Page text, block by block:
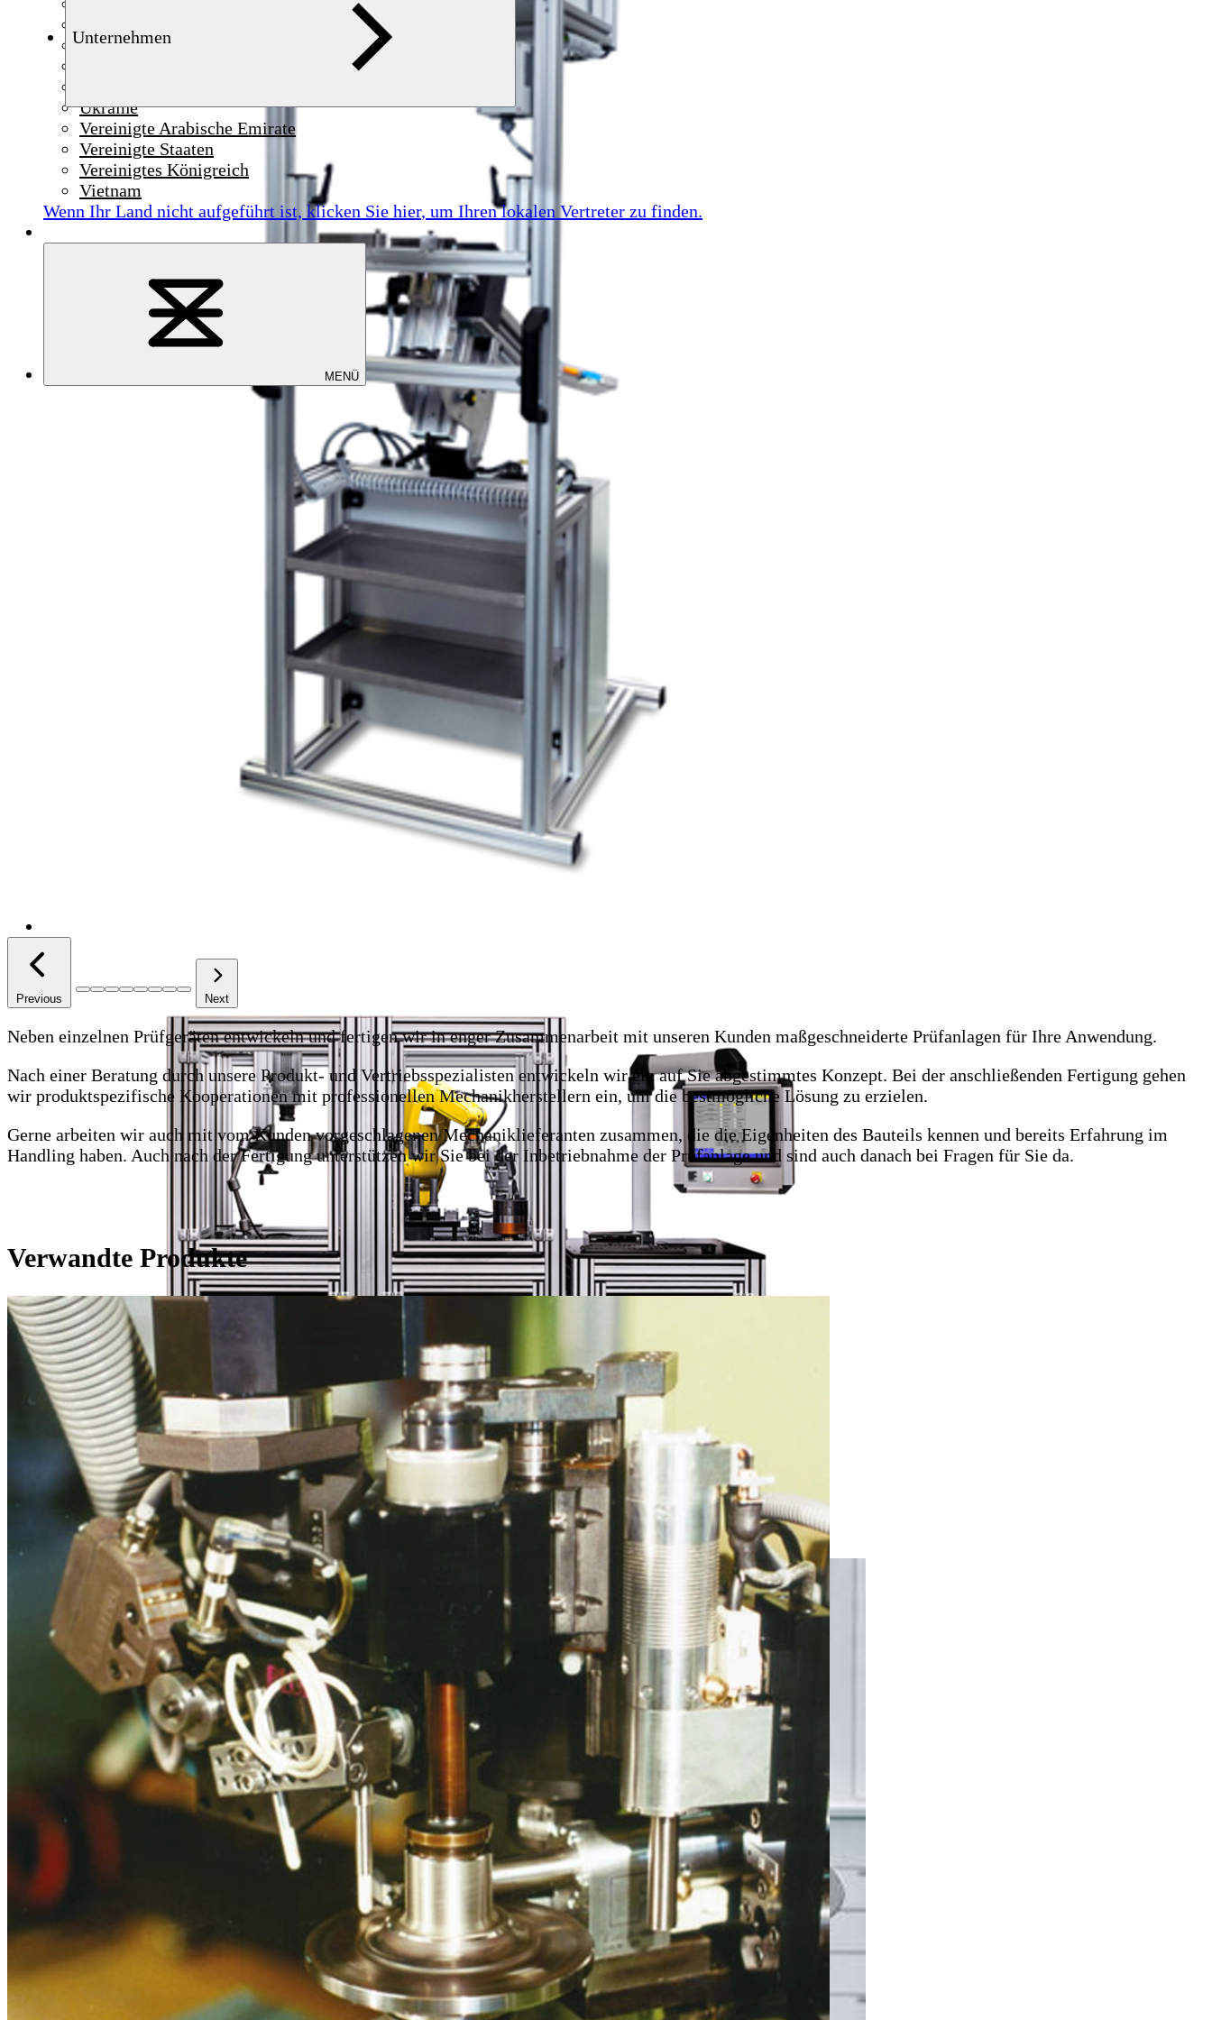
Tschechien
Ukraine
Vereinigte Arabische Emirate
Vereinigte Staaten
Vereinigtes Königreich
Vietnam
Wenn Ihr Land nicht aufgeführt ist, klicken Sie hier, um Ihren lokalen Vertreter zu finden.
MENÜ
Unternehmen
Previous Next
Neben einzelnen Prüfgeräten entwickeln und fertigen wir in enger Zusammenarbeit mit unseren Kunden maßgeschneiderte Prüfanlagen für Ihre Anwendung.
Nach einer Beratung durch unsere Produkt- und Vertriebsspezialisten entwickeln wir ein auf Sie abgestimmtes Konzept. Bei der anschließenden Fertigung gehen
wir produktspezifische Kooperationen mit professionellen Mechanikherstellern ein, um die bestmögliche Lösung zu erzielen.
Gerne arbeiten wir auch mit vom Kunden vorgeschlagenen Mechaniklieferanten zusammen, die die Eigenheiten des Bauteils kennen und bereits Erfahrung im
Handling haben. Auch nach der Fertigung unterstützen wir Sie bei der Inbetriebnahme der Prüfanlage und sind auch danach bei Fragen für Sie da.
Verwandte Produkte